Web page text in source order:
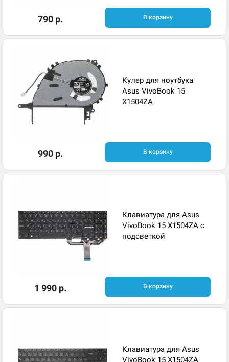
790 р. В корзину
Кулер для ноутбука
Asus VivoBook 15
X1504ZA
990 р. В корзину
Клавиатура для Asus
VivoBook 15 X1504ZA с
подсветкой
1 990 р. В корзину
Клавиатура для Asus
VivoBook 15 X1504ZA